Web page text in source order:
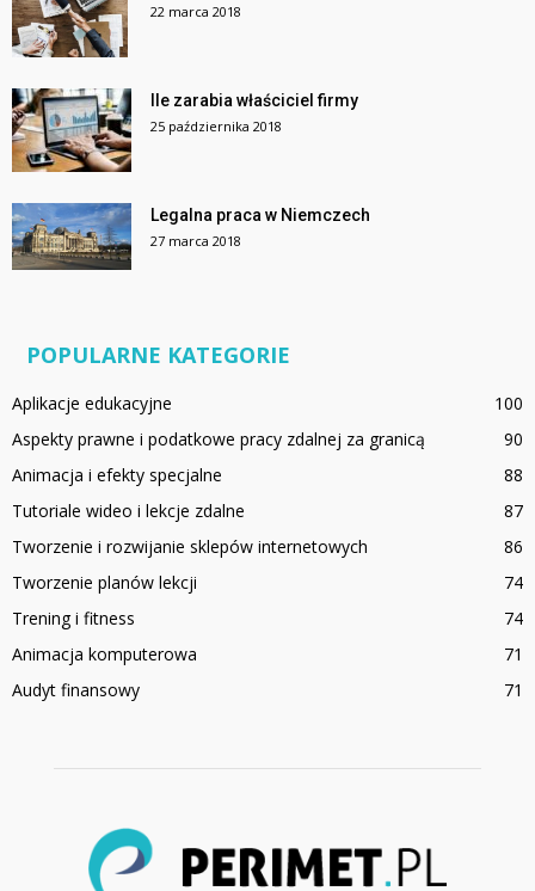
22 marca 2018
Ile zarabia właściciel firmy
25 października 2018
Legalna praca w Niemczech
27 marca 2018
POPULARNE KATEGORIE
Aplikacje edukacyjne
100
Aspekty prawne i podatkowe pracy zdalnej za granicą
90
Animacja i efekty specjalne
88
Tutoriale wideo i lekcje zdalne
87
Tworzenie i rozwijanie sklepów internetowych
86
Tworzenie planów lekcji
74
Trening i fitness
74
Animacja komputerowa
71
Audyt finansowy
71